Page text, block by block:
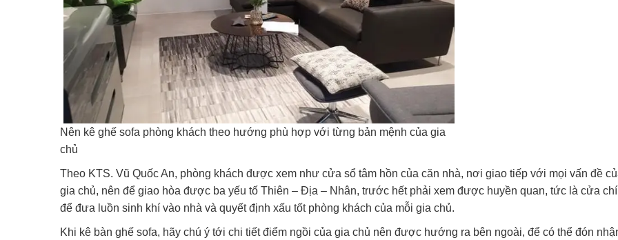
Nên kê ghế sofa phòng khách theo hướng phù hợp với từng bản mệnh của gia
chủ
Theo KTS. Vũ Quốc An, phòng khách được xem như cửa sổ tâm hồn của căn nhà, nơi giao tiếp với mọi vấn đề
gia chủ, nên để giao hòa được ba yếu tố Thiên – Địa – Nhân, trước hết phải xem được huyền quan, tức là cửa
để đưa luồn sinh khí vào nhà và quyết định xấu tốt phòng khách của mỗi gia chủ.
Khi kê bàn ghế sofa, hãy chú ý tới chi tiết điểm ngồi của gia chủ nên được hướng ra bên ngoài, để có thể đón